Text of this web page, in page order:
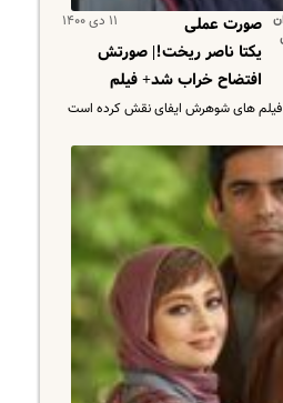
۱۱ دی ۱۴۰۰
صورت عملی
یکتا ناصر ریخت!| صورتش
افتضاح خراب شد+ فیلم
و فیلم های شوهرش ایفای نقش کرده است